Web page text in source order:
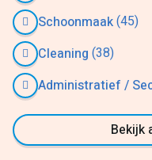
Schoonmaak(45)
Cleaning (38)
Administratief /
Bekijk